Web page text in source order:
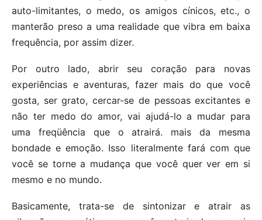
auto-limitantes, o medo, os amigos cínicos, etc., o
manterão preso a uma realidade que vibra em baixa
frequência, por assim dizer.
Por outro lado, abrir seu coração para novas
experiências e aventuras, fazer mais do que você
gosta, ser grato, cercar-se de pessoas excitantes e
não ter medo do amor, vai ajudá-lo a mudar para
uma freqüência que o atrairá. mais da mesma
bondade e emoção. Isso literalmente fará com que
você se torne a mudança que você quer ver em si
mesmo e no mundo.
Basicamente, trata-se de sintonizar e atrair as